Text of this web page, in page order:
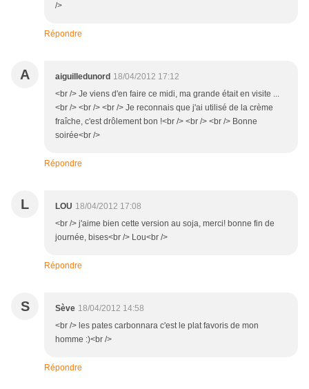
/>
Répondre
A aiguilledunord 18/04/2012 17:12
<br /> Je viens d'en faire ce midi, ma grande était en visite ...
<br /> <br /> <br /> Je reconnais que j'ai utilisé de la crème
fraîche, c'est drôlement bon !<br /> <br /> <br /> Bonne
soirée<br />
Répondre
L LOU 18/04/2012 17:08
<br /> j'aime bien cette version au soja, merci! bonne fin de
journée, bises<br /> Lou<br />
Répondre
S Sève 18/04/2012 14:58
<br /> les pates carbonnara c'est le plat favoris de mon
homme :)<br />
Répondre